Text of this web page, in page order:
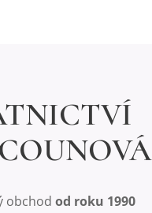
obchod od roku 1990